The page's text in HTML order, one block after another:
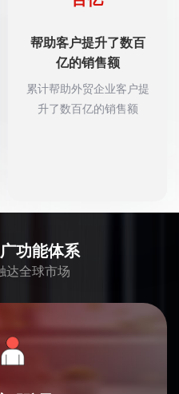
帮助客户提升了数百
亿的销售额
累计帮助外贸企业客户提
升了数百亿的销售额
功能体系
达全球市场